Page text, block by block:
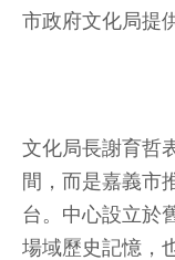
市政府文化局提
文化局長謝育哲
間，而是嘉義市
台。中心設立於
場域歷史記憶，